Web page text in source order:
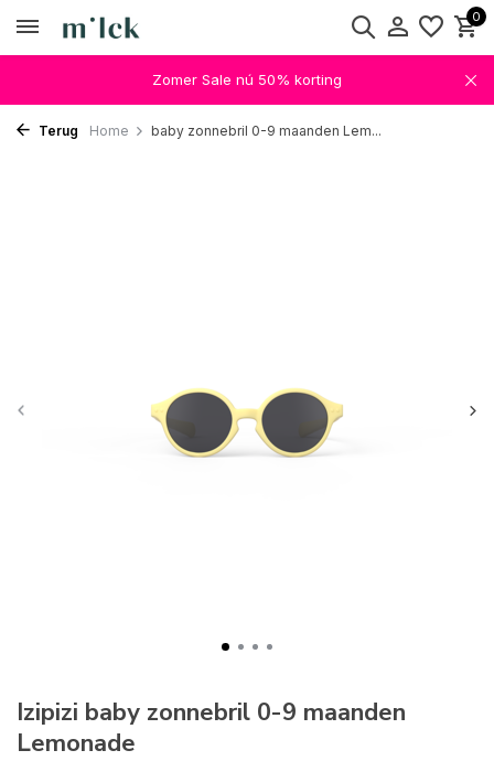
0
Zomer Sale nú 50% korting
Terug Home baby zonnebril 0-9 maanden Lem...
Izipizi baby zonnebril 0-9 maanden
Lemonade